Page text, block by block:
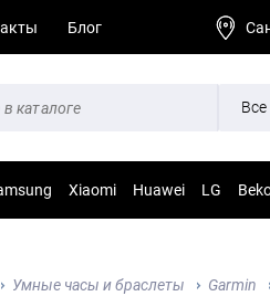
Блог
Все
Xiaomi Huawei LG
Умные часы и браслеты Garmin